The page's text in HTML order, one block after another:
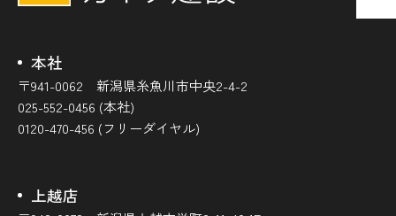
本社
〒941-0062 新潟県糸魚川市中央2-4-2
025-552-0456 (本社)
0120-470-456 (フリーダイヤル)
上越店